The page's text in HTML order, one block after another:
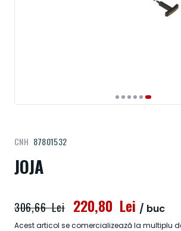
JOJA
CNH 87801532
220,80 Lei
306,66 Lei / buc
Acest articol se comercializează la multiplu
la
începutul
galeriei
imagini